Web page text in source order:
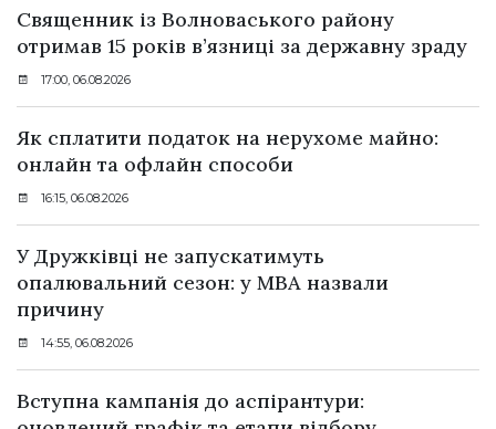
Священник із Волноваського району
отримав 15 років в’язниці за державну зраду
17:00, 06.08.2026
Як сплатити податок на нерухоме майно:
онлайн та офлайн способи
16:15, 06.08.2026
У Дружківці не запускатимуть
опалювальний сезон: у МВА назвали
причину
14:55, 06.08.2026
Вступна кампанія до аспірантури: